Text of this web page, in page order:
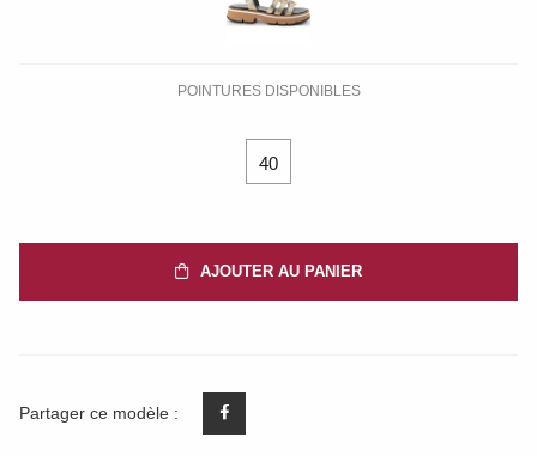
POINTURES DISPONIBLES
40
AJOUTER AU PANIER
Partager ce modèle :